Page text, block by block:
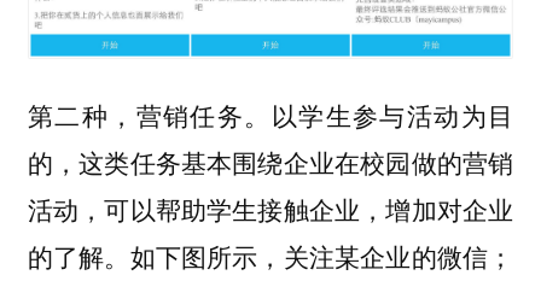
第二种，营销任务。 以学生参与活动为目
的，这类任务基本围绕企业在校园做的营销
活动，可以帮助学生接触企业，增加对企业
的了解。如下图所示，关注某企业的微信；